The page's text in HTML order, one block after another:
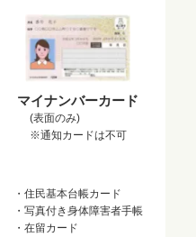
マイナンバーカード
(表面のみ)
※通知カードは不可
・住民基本台帳カード
・写真付き身体障害者手帳
・在留カード